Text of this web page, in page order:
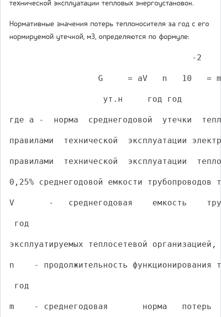
технической эксплуатации тепловых энергоустановок.
Нормативные значения потерь теплоносителя за год с его
нормируемой утечкой, м3, определяются по формуле:
                                     -2
G     = aV   n   10   =
ут.н     год год
где a -  норма  среднегодовой  утечки
правилами  технической  эксплуатации
правилами  технической  эксплуатации
0,25% среднегодовой емкости
V       -   среднегодовая    емкость
год
эксплуатируемых теплосетевой
n    - продолжительность функционирования
год
m    - среднегодовая       норма   потерь